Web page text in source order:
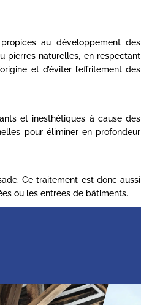
au développement des
pierres naturelles, en respectant
et d’éviter l’effritement des
et inesthétiques à cause des
pour éliminer en profondeur
Ce traitement est donc aussi
ou les entrées de bâtiments.